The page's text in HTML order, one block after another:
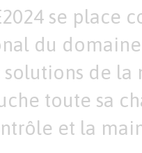
se place
du domaine
de la
toute sa
et la